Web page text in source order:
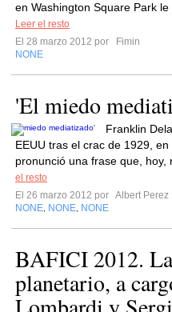
en Washington Square Park
Leer el resto
El 28 marzo 2012 por
Fimin
NONE
'El miedo
Franklin
EEUU tras el crac de 1929,
pronunció una frase que, hoy,
el resto
El 26 marzo 2012 por Albert Perez
NONE NONE NONE
BAFICI 2012.
planetario, a